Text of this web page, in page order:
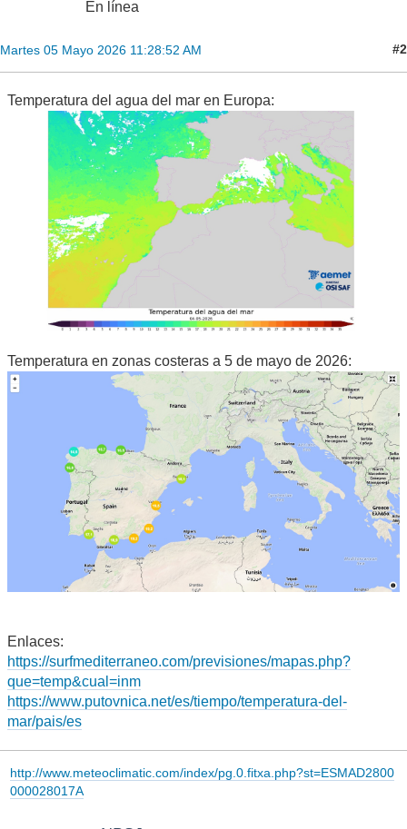
En línea
Martes 05 Mayo 2026 11:28:52 AM #2
Temperatura del agua del mar en Europa:
Temperatura en zonas costeras a 5 de mayo de 2026:
Enlaces:
https://surfmediterraneo.com/previsiones/mapas.php?
que=temp&cual=inm
https://www.putovnica.net/es/tiempo/temperatura-del-
mar/pais/es
http://www.meteoclimatic.com/index/pg.0.fitxa.php?st=ESMAD2800
000028017A